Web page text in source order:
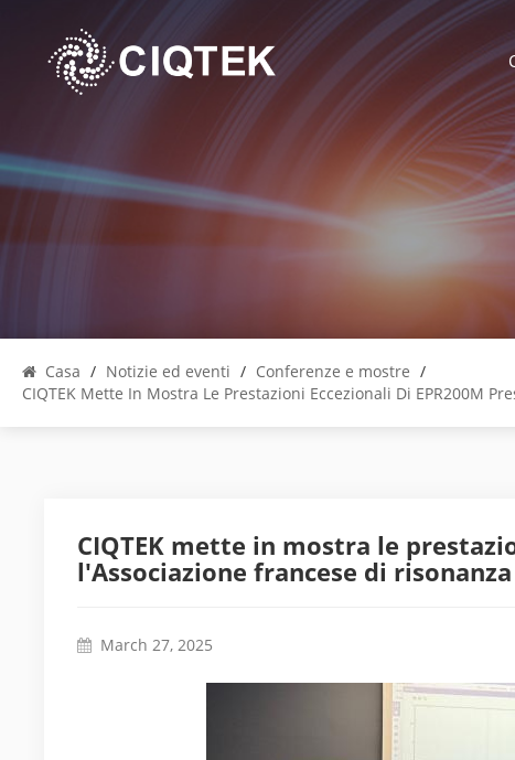
Casa / Notizie ed eventi / Conferenze e mostre /
CIQTEK Mette In Mostra Le Prestazioni Eccezionali Di EPR200M
CIQTEK mette in mostra le
l'Associazione francese di
March 27, 2025